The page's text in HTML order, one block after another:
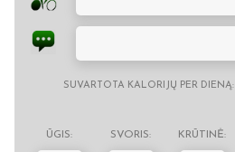
SUVARTOTA KALORIJŲ PER DIENĄ:
ŪGIS: SVORIS: KRŪTINĖ: